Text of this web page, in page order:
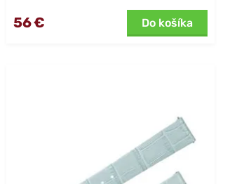
56 € Do košíka